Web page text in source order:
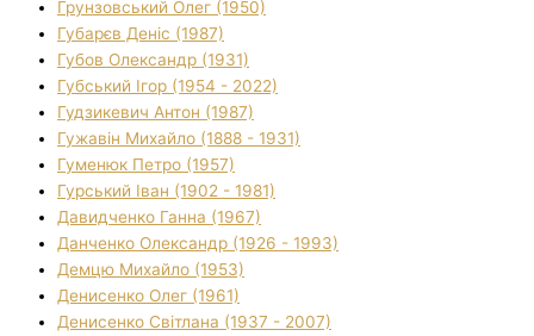
Грунзовський Олег (1950)
Губарєв Деніс (1987)
Губов Олександр (1931)
Губський Ігор (1954 - 2022)
Гудзикевич Антон (1987)
Гужавін Михайло (1888 - 1931)
Гуменюк Петро (1957)
Гурський Іван (1902 - 1981)
Давидченко Ганна (1967)
Данченко Олександр (1926 - 1993)
Демцю Михайло (1953)
Денисенко Олег (1961)
Денисенко Світлана (1937 - 2007)